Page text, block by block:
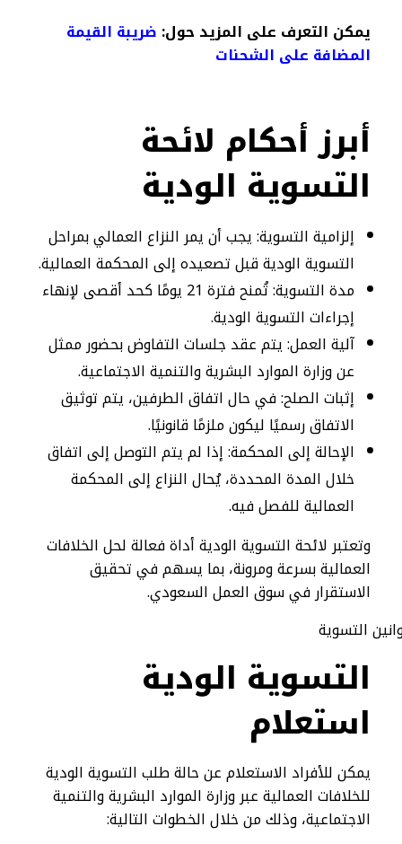
يمكن التعرف على المزيد حول: ضريبة القيمة
المضافة على الشحنات​
أبرز أحكام لائحة
التسوية الودية
إلزامية التسوية: يجب أن يمر النزاع العمالي بمراحل
التسوية الودية قبل تصعيده إلى المحكمة العمالية.
مدة التسوية: تُمنح فترة 21 يومًا كحد أقصى لإنهاء
إجراءات التسوية الودية.
آلية العمل: يتم عقد جلسات التفاوض بحضور ممثل
عن وزارة الموارد البشرية والتنمية الاجتماعية.
إثبات الصلح: في حال اتفاق الطرفين، يتم توثيق
الاتفاق رسميًا ليكون ملزمًا قانونيًا.
الإحالة إلى المحكمة: إذا لم يتم التوصل إلى اتفاق
خلال المدة المحددة، يُحال النزاع إلى المحكمة
العمالية للفصل فيه.
وتعتبر لائحة التسوية الودية أداة فعالة لحل الخلافات
العمالية بسرعة ومرونة، بما يسهم في تحقيق
الاستقرار في سوق العمل السعودي.
التسوية الودية
استعلام
يمكن للأفراد الاستعلام عن حالة طلب التسوية الودية
للخلافات العمالية عبر وزارة الموارد البشرية والتنمية
الاجتماعية، وذلك من خلال الخطوات التالية: